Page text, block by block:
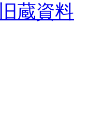
蔵資料